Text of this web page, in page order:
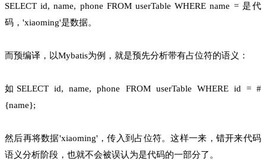
SELECT id, name, phone FROM userTable WHERE name = 是代
码，'xiaoming'是数据。
而预编译，以Mybatis为例，就是预先分析带有占位符的语义：
如SELECT id, name, phone FROM userTable WHERE id = #
{name};
然后再将数据'xiaoming'，传入到占位符。这样一来，错开来代码
语义分析阶段，也就不会被误认为是代码的一部分了。